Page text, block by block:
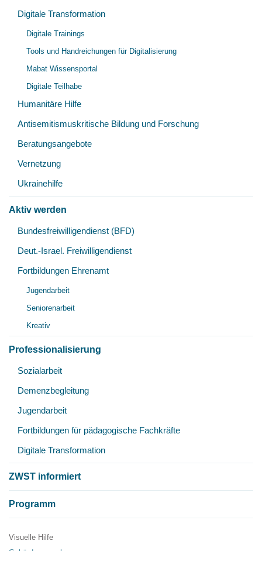
Digitale Transformation
Digitale Trainings
Tools und Handreichungen für Digitalisierung
Mabat Wissensportal
Digitale Teilhabe
Humanitäre Hilfe
Antisemitismuskritische Bildung und Forschung
Beratungsangebote
Vernetzung
Ukrainehilfe
Aktiv werden
Bundesfreiwilligendienst (BFD)
Deut.-Israel. Freiwilligendienst
Fortbildungen Ehrenamt
Jugendarbeit
Seniorenarbeit
Kreativ
Professionalisierung
Sozialarbeit
Demenzbegleitung
Jugendarbeit
Fortbildungen für pädagogische Fachkräfte
Digitale Transformation
ZWST informiert
Programm
Metanavigation
Visuelle Hilfe
Gebärdensprache